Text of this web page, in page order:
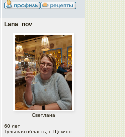
Lana_nov
Светлана
60 лет
Тульская область, г. Щекино